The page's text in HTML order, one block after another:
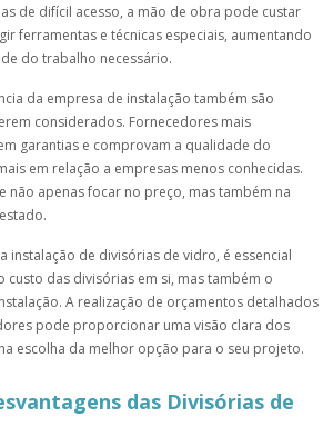
de difícil acesso, a mão de obra pode custar
ferramentas e técnicas especiais, aumentando
do trabalho necessário.
da empresa de instalação também são
considerados. Fornecedores mais
garantias e comprovam a qualidade do
em relação a empresas menos conhecidas.
não apenas focar no preço, mas também na
instalação de divisórias de vidro, é essencial
custo das divisórias em si, mas também o
A realização de orçamentos detalhados
pode proporcionar uma visão clara dos
escolha da melhor opção para o seu projeto.
das Divisórias de